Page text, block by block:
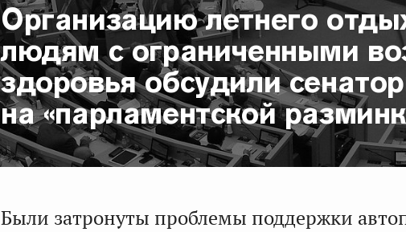
Организацию летнего
людям с ограниченными
здоровья обсудили
на «парламентской
Были затронуты проблемы поддержки